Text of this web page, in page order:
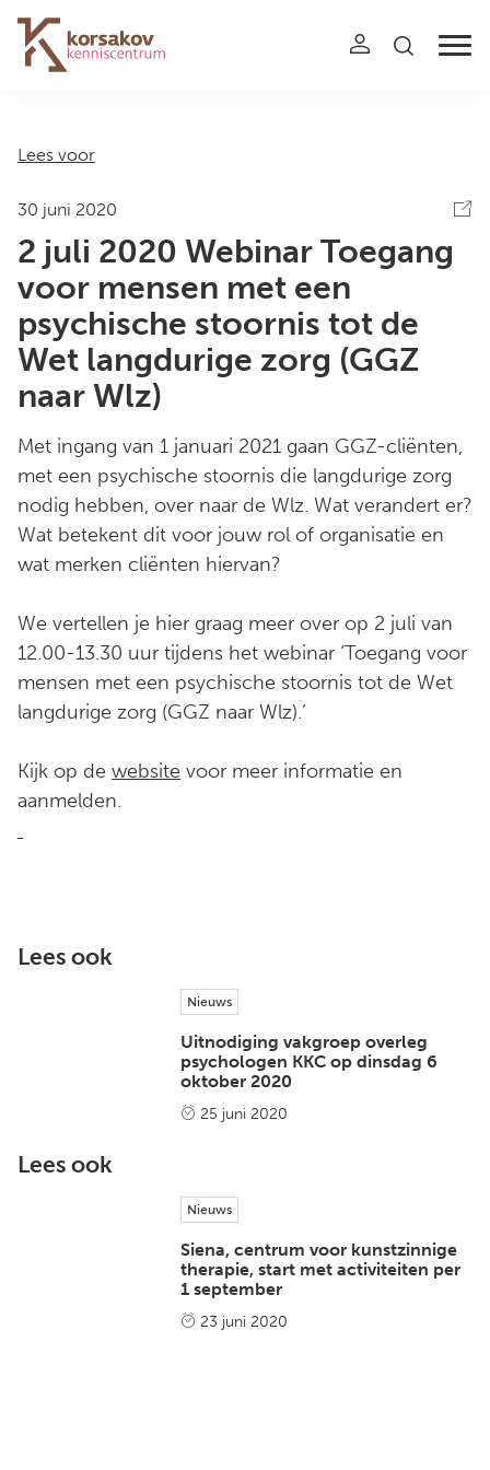
Navigation
Lees voor
30 juni 2020
2 juli 2020 Webinar Toegang
voor mensen met een
psychische stoornis tot de
Wet langdurige zorg (GGZ
naar Wlz)
Met ingang van 1 januari 2021 gaan GGZ-cliënten,
met een psychische stoornis die langdurige zorg
nodig hebben, over naar de Wlz. Wat verandert er?
Wat betekent dit voor jouw rol of organisatie en
wat merken cliënten hiervan?
We vertellen je hier graag meer over op 2 juli van
12.00-13.30 uur tijdens het webinar ‘Toegang voor
mensen met een psychische stoornis tot de Wet
langdurige zorg (GGZ naar Wlz).’
Kijk op de website voor meer informatie en
aanmelden.
Lees ook
Nieuws
Uitnodiging vakgroep overleg
psychologen KKC op dinsdag 6
oktober 2020
25 juni 2020
Lees ook
Nieuws
Siena, centrum voor kunstzinnige
therapie, start met activiteiten per
1 september
23 juni 2020